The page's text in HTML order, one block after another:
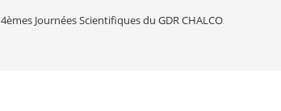
4èmes Journées Scientifiques du GDR CHALCO